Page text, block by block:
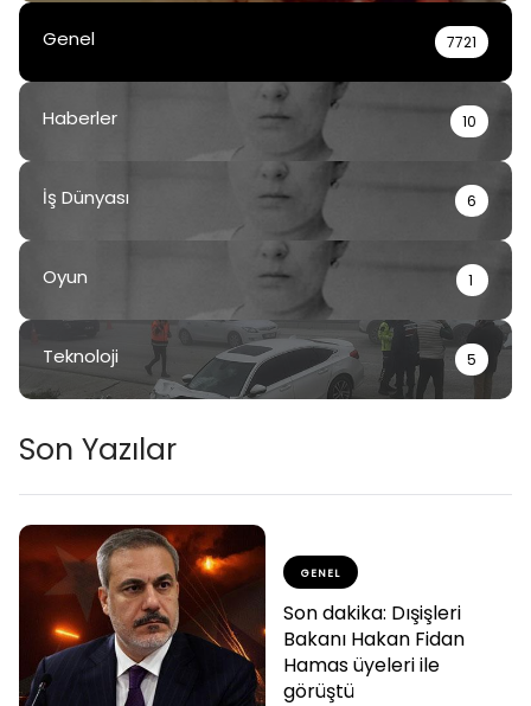
Genel 7721
Haberler 10
İş Dünyası 6
Oyun 1
Teknoloji 5
Son Yazılar
GENEL
Son dakika: Dışişleri
Bakanı Hakan Fidan
Hamas üyeleri ile
görüştü